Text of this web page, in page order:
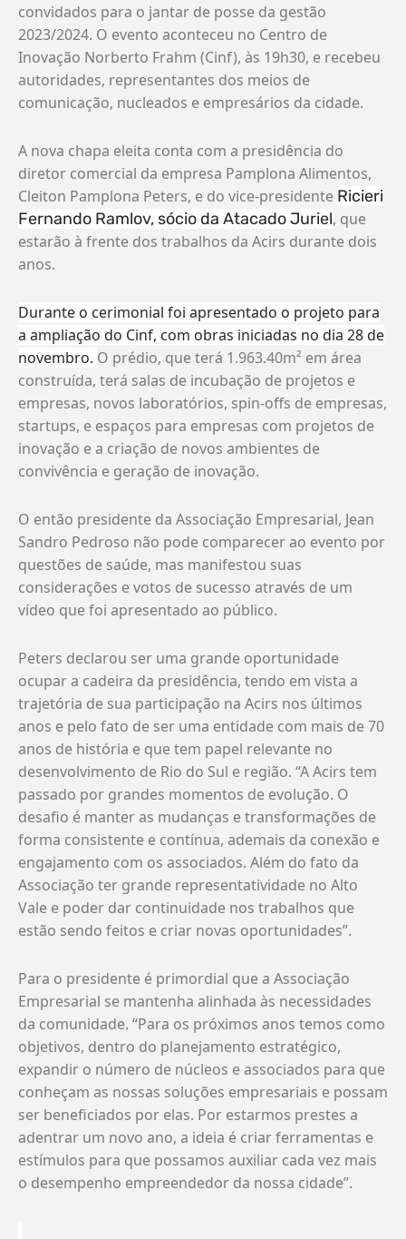
convidados para o jantar de posse da gestão
2023/2024. O evento aconteceu no Centro de
Inovação Norberto Frahm (Cinf), às 19h30, e recebeu
autoridades, representantes dos meios de
comunicação, nucleados e empresários da cidade.
A nova chapa eleita conta com a presidência do
diretor comercial da empresa Pamplona Alimentos,
Cleiton Pamplona Peters, e do vice-presidente Ricieri
Fernando Ramlov, sócio da Atacado Juriel, que
estarão à frente dos trabalhos da Acirs durante dois
anos.
Durante o cerimonial foi apresentado o projeto para
a ampliação do Cinf, com obras iniciadas no dia 28 de
novembro. O prédio, que terá 1.963.40m² em área
construída, terá salas de incubação de projetos e
empresas, novos laboratórios, spin-offs de empresas,
startups, e espaços para empresas com projetos de
inovação e a criação de novos ambientes de
convivência e geração de inovação.
O então presidente da Associação Empresarial, Jean
Sandro Pedroso não pode comparecer ao evento por
questões de saúde, mas manifestou suas
considerações e votos de sucesso através de um
vídeo que foi apresentado ao público.
Peters declarou ser uma grande oportunidade
ocupar a cadeira da presidência, tendo em vista a
trajetória de sua participação na Acirs nos últimos
anos e pelo fato de ser uma entidade com mais de 70
anos de história e que tem papel relevante no
desenvolvimento de Rio do Sul e região. “A Acirs tem
passado por grandes momentos de evolução. O
desafio é manter as mudanças e transformações de
forma consistente e contínua, ademais da conexão e
engajamento com os associados. Além do fato da
Associação ter grande representatividade no Alto
Vale e poder dar continuidade nos trabalhos que
estão sendo feitos e criar novas oportunidades”.
Para o presidente é primordial que a Associação
Empresarial se mantenha alinhada às necessidades
da comunidade. “Para os próximos anos temos como
objetivos, dentro do planejamento estratégico,
expandir o número de núcleos e associados para que
conheçam as nossas soluções empresariais e possam
ser beneficiados por elas. Por estarmos prestes a
adentrar um novo ano, a ideia é criar ferramentas e
estímulos para que possamos auxiliar cada vez mais
o desempenho empreendedor da nossa cidade”.